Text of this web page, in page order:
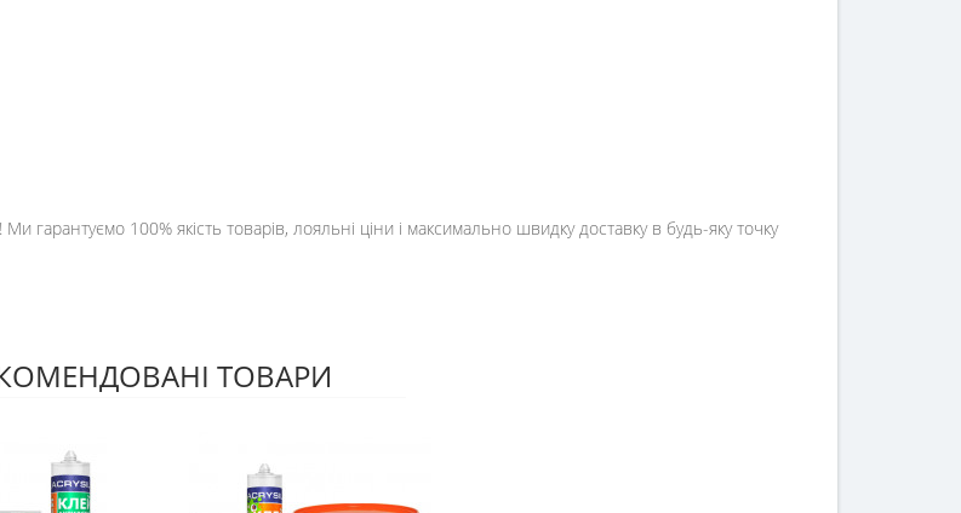
гарантуємо 100% якість товарів, лояльні ціни і максимально швидку доставку в будь-яку точку
ТОВАРИ